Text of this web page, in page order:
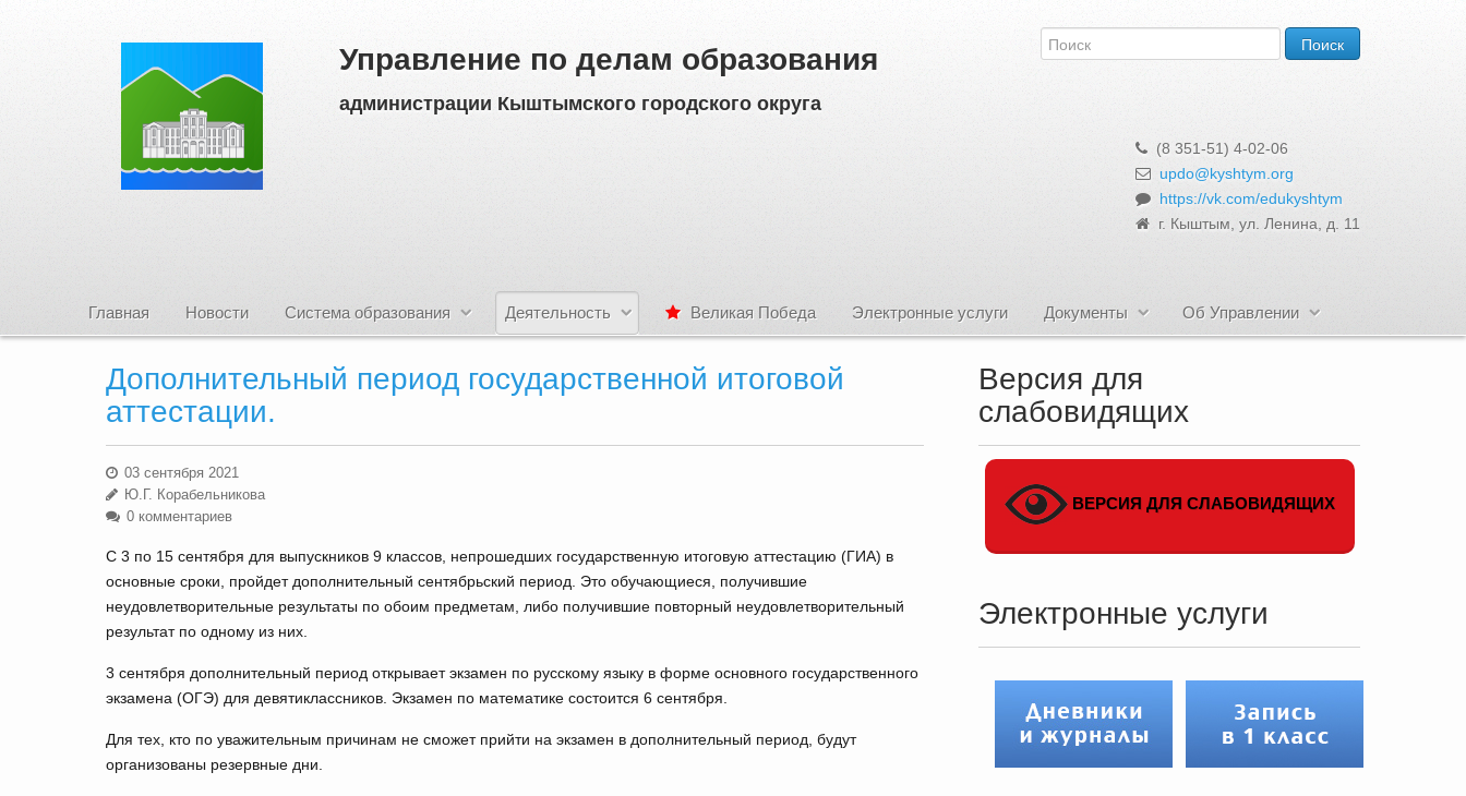
Управление по делам образования
администрации Кыштымского городского округа
(8 351-51) 4-02-06
updo@kyshtym.org
https://vk.com/edukyshtym
г. Кыштым, ул. Ленина, д. 11
Главная Новости Система образования Деятельность Великая Победа Электронные услуги Документы Об Управлении
Дополнительный период государственной итоговой
аттестации.
03 сентября 2021
Ю.Г. Корабельникова
0 комментариев
С 3 по 15 сентября для выпускников 9 классов, непрошедших государственную итоговую аттестацию (ГИА) в
основные сроки, пройдет дополнительный сентябрьский период. Это обучающиеся, получившие
неудовлетворительные результаты по обоим предметам, либо получившие повторный неудовлетворительный
результат по одному из них.
3 сентября дополнительный период открывает экзамен по русскому языку в форме основного государственного
экзамена (ОГЭ) для девятиклассников. Экзамен по математике состоится 6 сентября.
Для тех, кто по уважительным причинам не сможет прийти на экзамен в дополнительный период, будут
организованы резервные дни.
Версия для
слабовидящих
ВЕРСИЯ ДЛЯ СЛАБОВИДЯЩИХ
Электронные услуги